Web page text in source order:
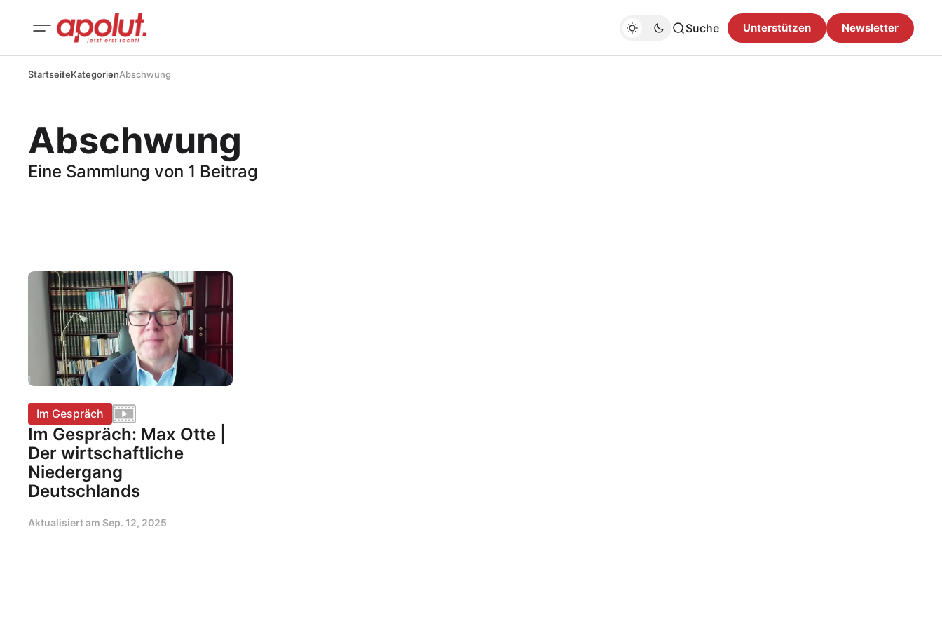
Suche Unterstützen Newsletter
StartseiteKategorienAbschwung
Abschwung
Eine Sammlung von 1 Beitrag
Im Gespräch
Im Gespräch: Max Otte |
Der wirtschaftliche
Niedergang
Deutschlands
Aktualisiert am Sep. 12, 2025